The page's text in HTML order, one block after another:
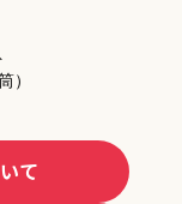
）
て